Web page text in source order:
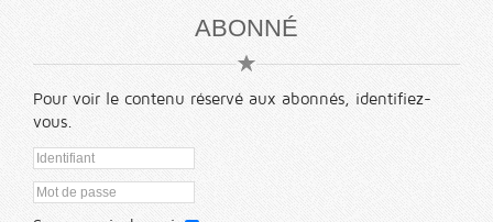
ABONNÉ
Pour voir le contenu réservé aux abonnés, identifiez-
vous.